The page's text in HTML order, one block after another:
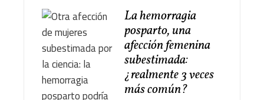
La hemorragia
posparto, una
afección femenina
subestimada:
¿realmente 3 veces
más común?